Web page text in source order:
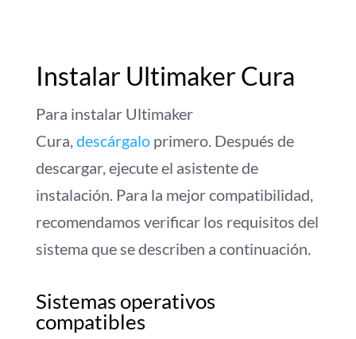
Instalar Ultimaker Cura
Para instalar Ultimaker
Cura, descárgaloprimero. Después de
descargar, ejecute el asistente de
instalación. Para la mejor compatibilidad,
recomendamos verificar los requisitos del
sistema que se describen a continuación.
Sistemas operativos
compatibles